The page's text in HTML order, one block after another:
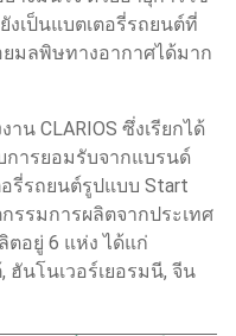
งเป็นแบตเตอรี่รถยนต์ที่
มลพิษทางอากาศได้มาก
น CLARIOS ซึ่งเรียกได้
การยอมรับจากแบรนด์
รี่รถยนต์รูปแบบ Start
รรมการผลิตจากประเทศ
ตอยู่ 6 แห่ง ได้แก่
ฮันโนเวอร์เยอรมนี, จีน